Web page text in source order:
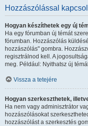
Hozzászólással
Hogyan készíthetek egy új
Ha egy fórumban új témát
fórumban. Hozzászólás
hozzászólás" gombra.
regisztrálnod kell. A
meg. Például: Nyithatsz új
Vissza a tetejére
Hogyan szerkeszthetek,
Ha nem vagy adminisztrátor
hozzászólásokat
hozzászólást a szerkesztés